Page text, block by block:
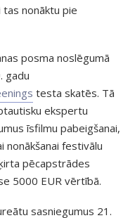
nonāktu pie
posma noslēgumā
gadu
testa skatēs. Tā
ekspertu
īsfilmu pabeigšanai,
nonākšanai festivālu
pēcapstrādes
5000 EUR vērtībā.
sasniegumus 21.